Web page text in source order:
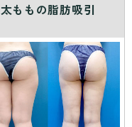
太ももの脂肪吸引